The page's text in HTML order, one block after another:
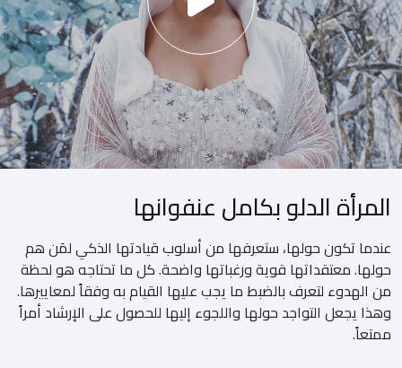
المرأة الدلو بكامل عنفوانها
عندما تكون حولها، ستعرفها من أسلوب قيادتها الذكي لمَن هم
حولها. معتقداتها قوية ورغباتها واضحة. كل ما تحتاجه هو لحظة
من الهدوء لتعرف بالضبط ما يجب عليها القيام به وفقاً لمعاييرها.
وهذا يجعل التواجد حولها واللجوء إليها للحصول على الإرشاد أمراً
ممتعاً.